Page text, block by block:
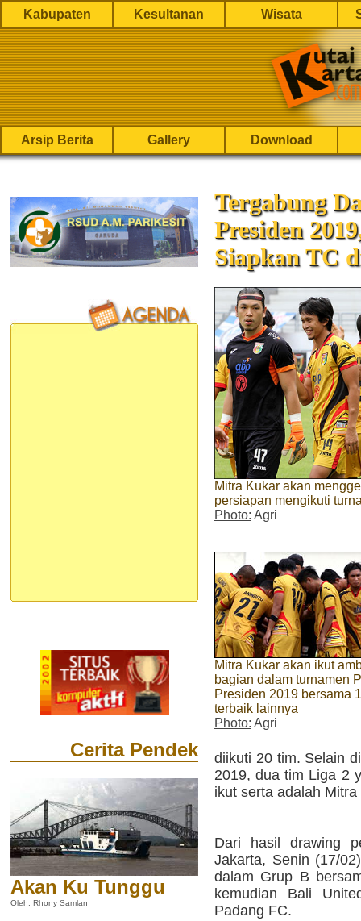
Kabupaten Kesultanan Wisata
Arsip Berita Gallery Download
Cerita Pendek
Akan Ku Tunggu
Oleh: Rhony Samlan
Tergabung
Presiden
Siapkan TC
Mitra Kukar akan
persiapan mengikuti
Photo: Agri
Mitra Kukar akan ikut
bagian dalam turnamen
Presiden 2019 bersama
terbaik lainnya
Photo: Agri
diikuti 20 tim. Selain
2019, dua tim Liga 2
ikut serta adalah
Dari hasil drawing
Jakarta, Senin (17/
dalam Grup B
kemudian Bali
Padang FC.